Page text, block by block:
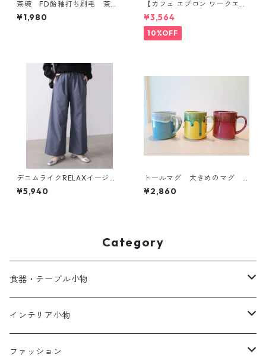
茶碗 FD飴釉打ち刷毛 茶付
波佐見焼 Folk Design
¥1,980
【カフェ エプロン ワークエプ
ロン 男女兼用】ギャルソンエ
プロン デニム
¥3,564
10%OFF
デニムライクRELAXイージー
パンツ ボトム
¥5,940
トールマグ 大きめのマグ
波佐見焼 FOLK DESIGN
¥2,860
Category
食器・テーブル小物
陶器
飯碗
グラス
インテリア小物
ディフューザー
ファッション